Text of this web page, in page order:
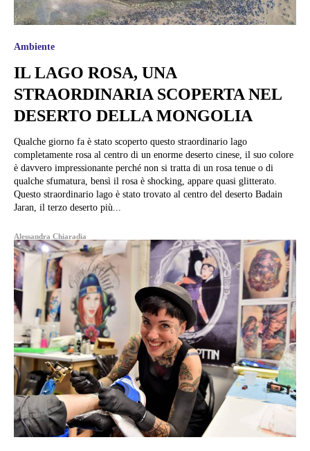
Ambiente
IL LAGO ROSA, UNA
STRAORDINARIA SCOPERTA NEL
DESERTO DELLA MONGOLIA
Qualche giorno fa è stato scoperto questo straordinario lago
completamente rosa al centro di un enorme deserto cinese, il suo colore
è davvero impressionante perché non si tratta di un rosa tenue o di
qualche sfumatura, bensì il rosa è shocking, appare quasi glitterato.
Questo straordinario lago è stato trovato al centro del deserto Badain
Jaran, il terzo deserto più...
Alessandra Chiaradia